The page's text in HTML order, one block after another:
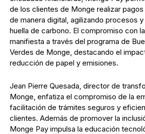
de los clientes de Monge realizar
de manera digital, agilizando procesos
huella de carbono. El compromiso con
manifiesta a través del programa de
Verdes de Monge, destacando el
reducción de papel y emisiones.
Jean Pierre Quesada, director de
Monge, enfatiza el compromiso de la
facilitación de trámites seguros y
clientes. Además de promover la
Monge Pay impulsa la educación